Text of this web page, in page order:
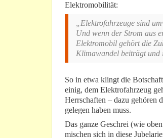
Elektromobilität:
„Elektrofahrzeuge sind
Und wenn der Strom aus
Elektromobil gehört die
Klimawandel beiträgt und
So in etwa klingt die
einig, dem Elektrofahrzeug
Herrschaften – dazu gehören
gelegen haben muss.
Das ganze Geschrei (wie
mischen sich in diese